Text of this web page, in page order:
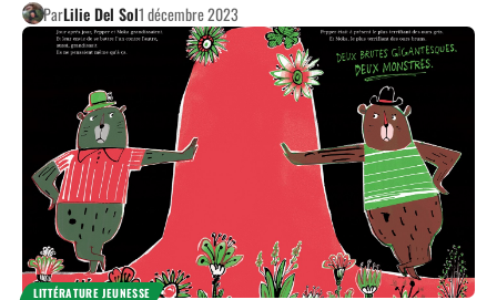
ParLilie Del Sol1 décembre 2023
LITTÉRATURE JEUNESSE